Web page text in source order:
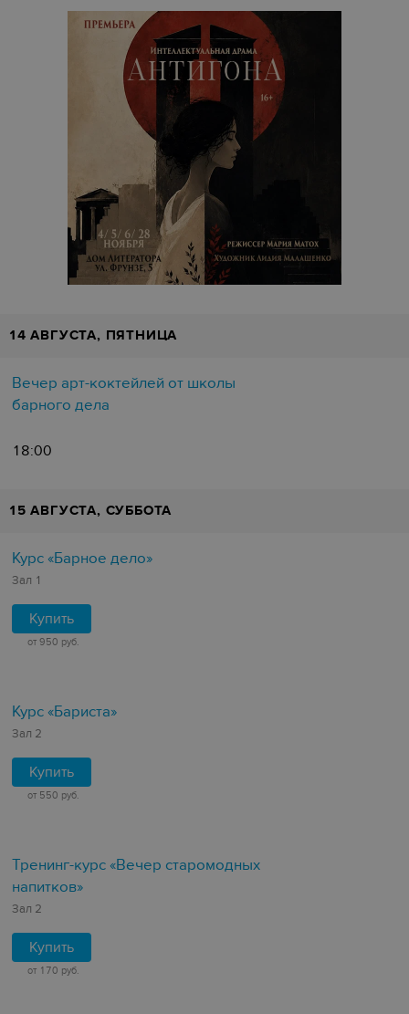
14 АВГУСТА, ПЯТНИЦА
Вечер арт-коктейлей от школы
барного дела
18:00
15 АВГУСТА, СУББОТА
Курс «Барное дело»
Зал 1
Купить
от 950 руб.
Курс «Бариста»
Зал 2
Купить
от 550 руб.
Тренинг-курс «Вечер старомодных
напитков»
Зал 2
Купить
от 170 руб.